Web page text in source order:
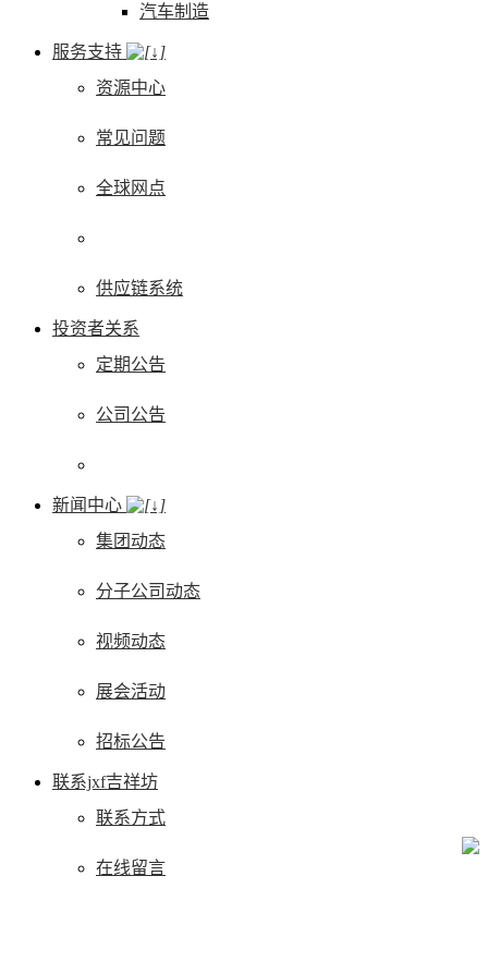
汽车制造
服务支持
资源中心
常见问题
全球网点
供应链系统
投资者关系
定期公告
公司公告
新闻中心
集团动态
分子公司动态
视频动态
展会活动
招标公告
联系jxf吉祥坊
联系方式
在线留言